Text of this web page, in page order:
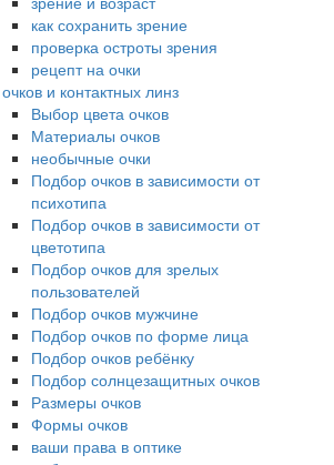
как сохранить зрение
проверка остроты зрения
рецепт на очки
и контактных линз
Выбор цвета очков
Материалы очков
необычные очки
Подбор очков в зависимости от
психотипа
Подбор очков в зависимости от
цветотипа
Подбор очков для зрелых
пользователей
Подбор очков мужчине
Подбор очков по форме лица
Подбор очков ребёнку
Подбор солнцезащитных очков
Размеры очков
Формы очков
ваши права в оптике